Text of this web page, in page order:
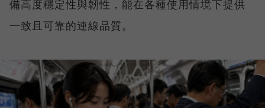
備高度穩定性與韌性，能在各種使用情境下提供
一致且可靠的連線品質。